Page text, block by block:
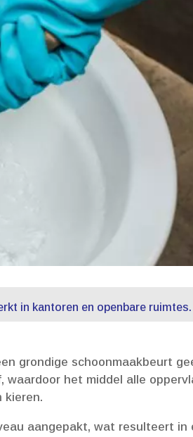
in kantoren en openbare ruimtes.​
grondige schoonmaakbeurt
het middel alle
kieren.​
aangepakt, wat resulteert in